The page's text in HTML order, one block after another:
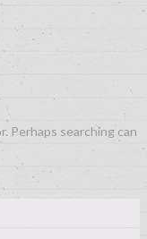
Perhaps searching can